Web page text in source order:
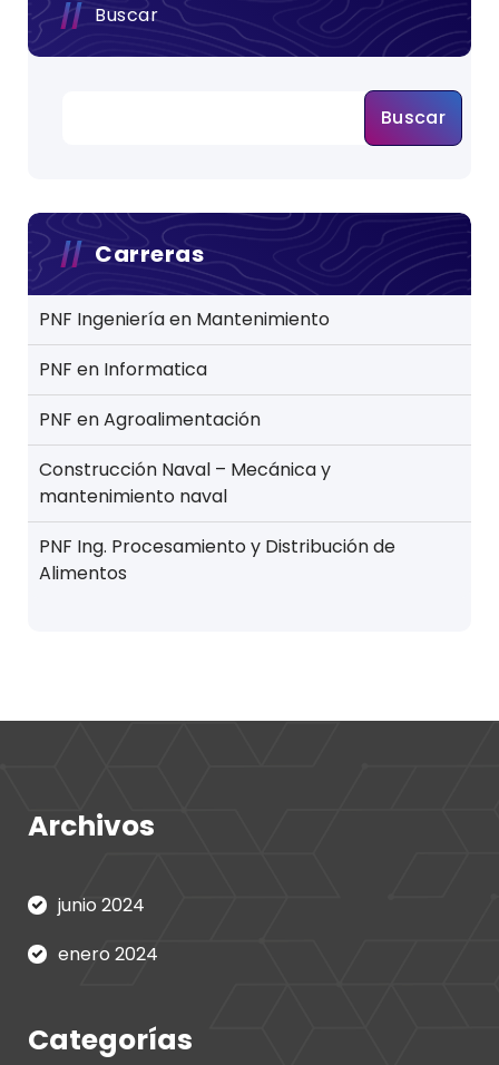
Buscar
Buscar
Carreras
PNF Ingeniería en Mantenimiento
PNF en Informatica
PNF en Agroalimentación
Construcción Naval – Mecánica y
mantenimiento naval
PNF Ing. Procesamiento y Distribución de
Alimentos
Archivos
junio 2024
enero 2024
Categorías